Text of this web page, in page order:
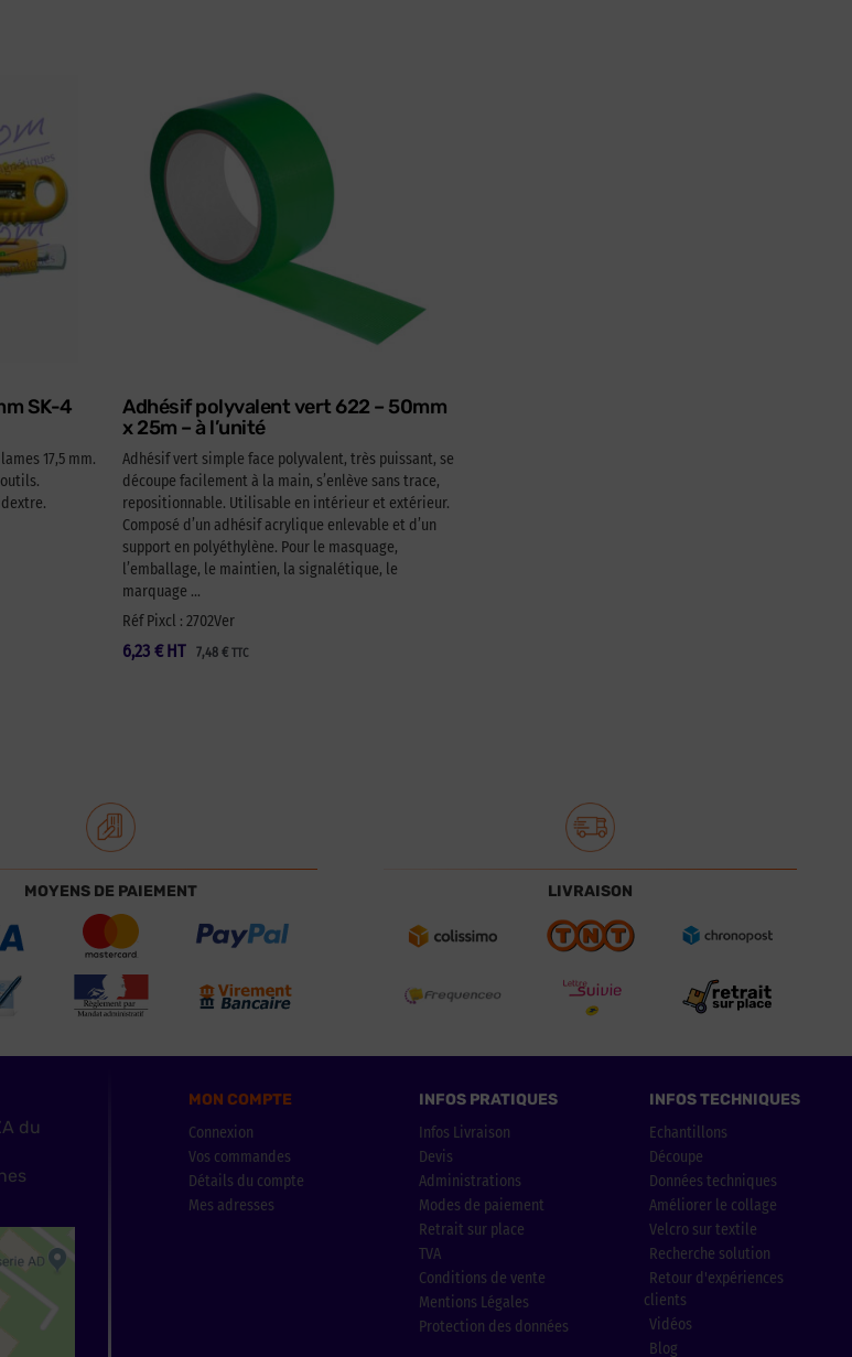
SK-4
17,5 mm.
Adhésif polyvalent vert 622 – 50mm
x 25m – à l’unité
Adhésif vert simple face polyvalent, très puissant, se
découpe facilement à la main, s’enlève sans trace,
repositionnable. Utilisable en intérieur et extérieur.
Composé d’un adhésif acrylique enlevable et d’un
support en polyéthylène. Pour le masquage,
l’emballage, le maintien, la signalétique, le
marquage …
Réf Pixcl : 2702Ver
6,23 € 7,48 € TTC
HT
MOYENS DE PAIEMENT LIVRAISON
du
MON COMPTE
Connexion
Vos commandes
Détails du compte
Mes adresses
INFOS PRATIQUES
Infos Livraison
Devis
Administrations
Modes de paiement
Retrait sur place
TVA
Conditions de vente
Mentions Légales
Protection des données
INFOS TECHNIQUES
Echantillons
Découpe
Données techniques
Améliorer le collage
Velcro sur textile
Recherche solution
Retour d'expériences
clients
Vidéos
Blog